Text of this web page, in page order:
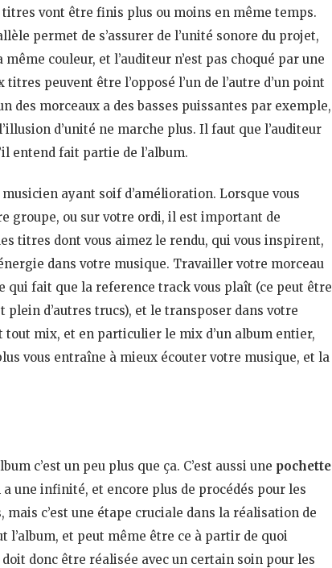
vont être finis plus ou moins en même temps.
permet de s’assurer de l’unité sonore du projet,
couleur, et l’auditeur n’est pas choqué par une
peuvent être l’opposé l’un de l’autre d’un point
des morceaux a des basses puissantes par exemple,
d’unité ne marche plus. Il faut que l’auditeur
entend fait partie de l’album.
ayant soif d’amélioration. Lorsque vous
groupe, ou sur votre ordi, il est important de
titres dont vous aimez le rendu, qui vous inspirent,
dans votre musique. Travailler votre morceau
qui fait que la reference track vous plaît (ce peut être
d’autres trucs), et le transposer dans votre
mix, et en particulier le mix d’un album entier,
vous entraîne à mieux écouter votre musique, et la
c’est un peu plus que ça. C’est aussi une pochette
une infinité, et encore plus de procédés pour les
c’est une étape cruciale dans la réalisation de
l’album, et peut même être ce à partir de quoi
donc être réalisée avec un certain soin pour les